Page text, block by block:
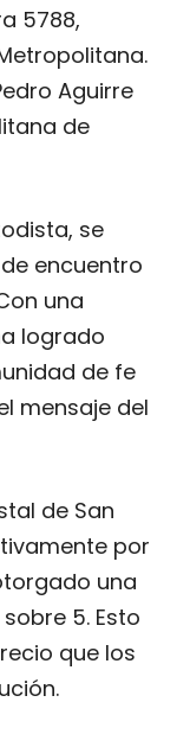
5788,
Aguirre
de
se
encuentro
una
logrado
de fe
mensaje del
de San
por
una
5. Esto
que los